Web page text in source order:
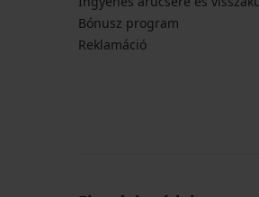
Bónusz program
Reklamáció